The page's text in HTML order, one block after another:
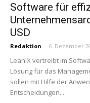
Software für
USD
Redaktion - 6. Dezember
LeanIX vertreibt im
Lösung für das
sollen mit Hilfe der
Entscheidungen...